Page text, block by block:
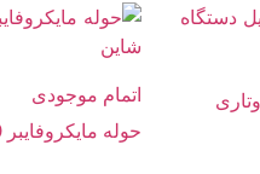
اتمام موجودی
حوله مایکروفایبر 40*40 مکس شاین